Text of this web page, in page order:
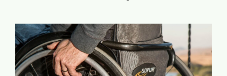
Huy
Contact